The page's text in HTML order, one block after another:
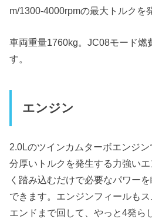
m/1300-4000rpmの最大トルクを
車両重量1760kg。JC08モード燃
す。
エンジン
2.0Lのツインカムターボエンジ
分厚いトルクを発生する力強い
く踏み込むだけで必要なパワー
できます。エンジンフィールも
エンドまで回して、やっと4発ら